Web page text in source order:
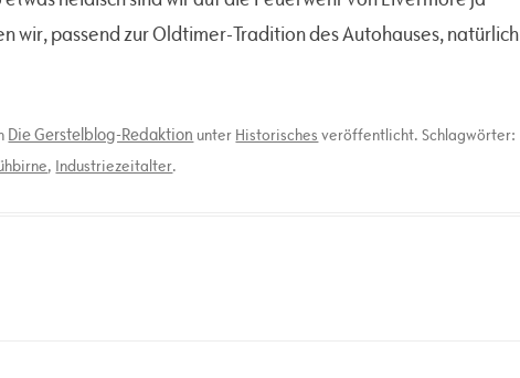
wir, passend zur Oldtimer-Tradition des Autohauses, natürlich
Die Gerstelblog-Redaktion unter Historisches veröffentlicht. Schlagwörter:
, Industriezeitalter.